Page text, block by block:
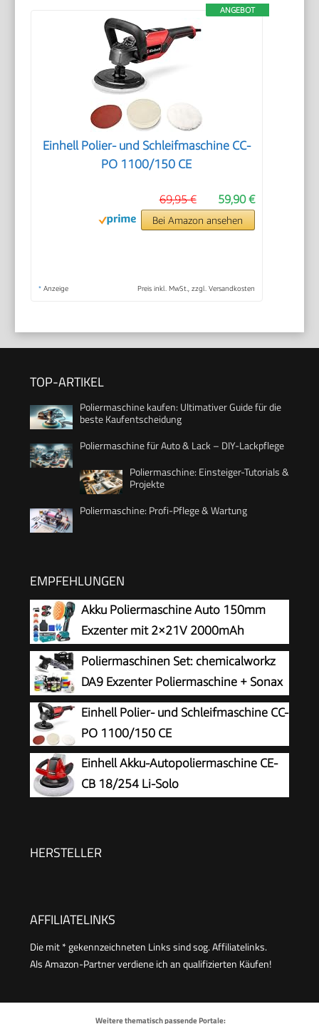
ANGEBOT
Einhell Polier- und Schleifmaschine CC-
PO 1100/150 CE
59,90 €
69,95 €
Bei Amazon ansehen
* Anzeige Preis inkl. MwSt., zzgl. Versandkosten
TOP-ARTIKEL
Poliermaschine kaufen: Ultimativer Guide für die
beste Kaufentscheidung
Poliermaschine für Auto & Lack – DIY-Lackpflege
Poliermaschine: Einsteiger-Tutorials &
Projekte
Poliermaschine: Profi-Pflege & Wartung
EMPFEHLUNGEN
Akku Poliermaschine Auto 150mm
Exzenter mit 2×21V 2000mAh
Batterien, 13-tlg Polierset, 6
Geschwindigkeiten bis 5500RPM, Kabellose
Auto poliermaschinen, polishing machine
Poliermaschinen Set: chemicalworkz
DA9 Exzenter Poliermaschine + Sonax
Politur Set + Royal Pads Premium
Polierpads + Dr. Wack Versiegelung für Lack +
Zubehör | 20-teilig
Einhell Polier- und Schleifmaschine CC-
PO 1100/150 CE
Einhell Akku-Autopoliermaschine CE-
CB 18/254 Li-Solo
HERSTELLER
AFFILIATELINKS
Die mit * gekennzeichneten Links sind sog. Affiliatelinks.
Als Amazon-Partner verdiene ich an qualifizierten Käufen!
Weitere thematisch passende Portale: